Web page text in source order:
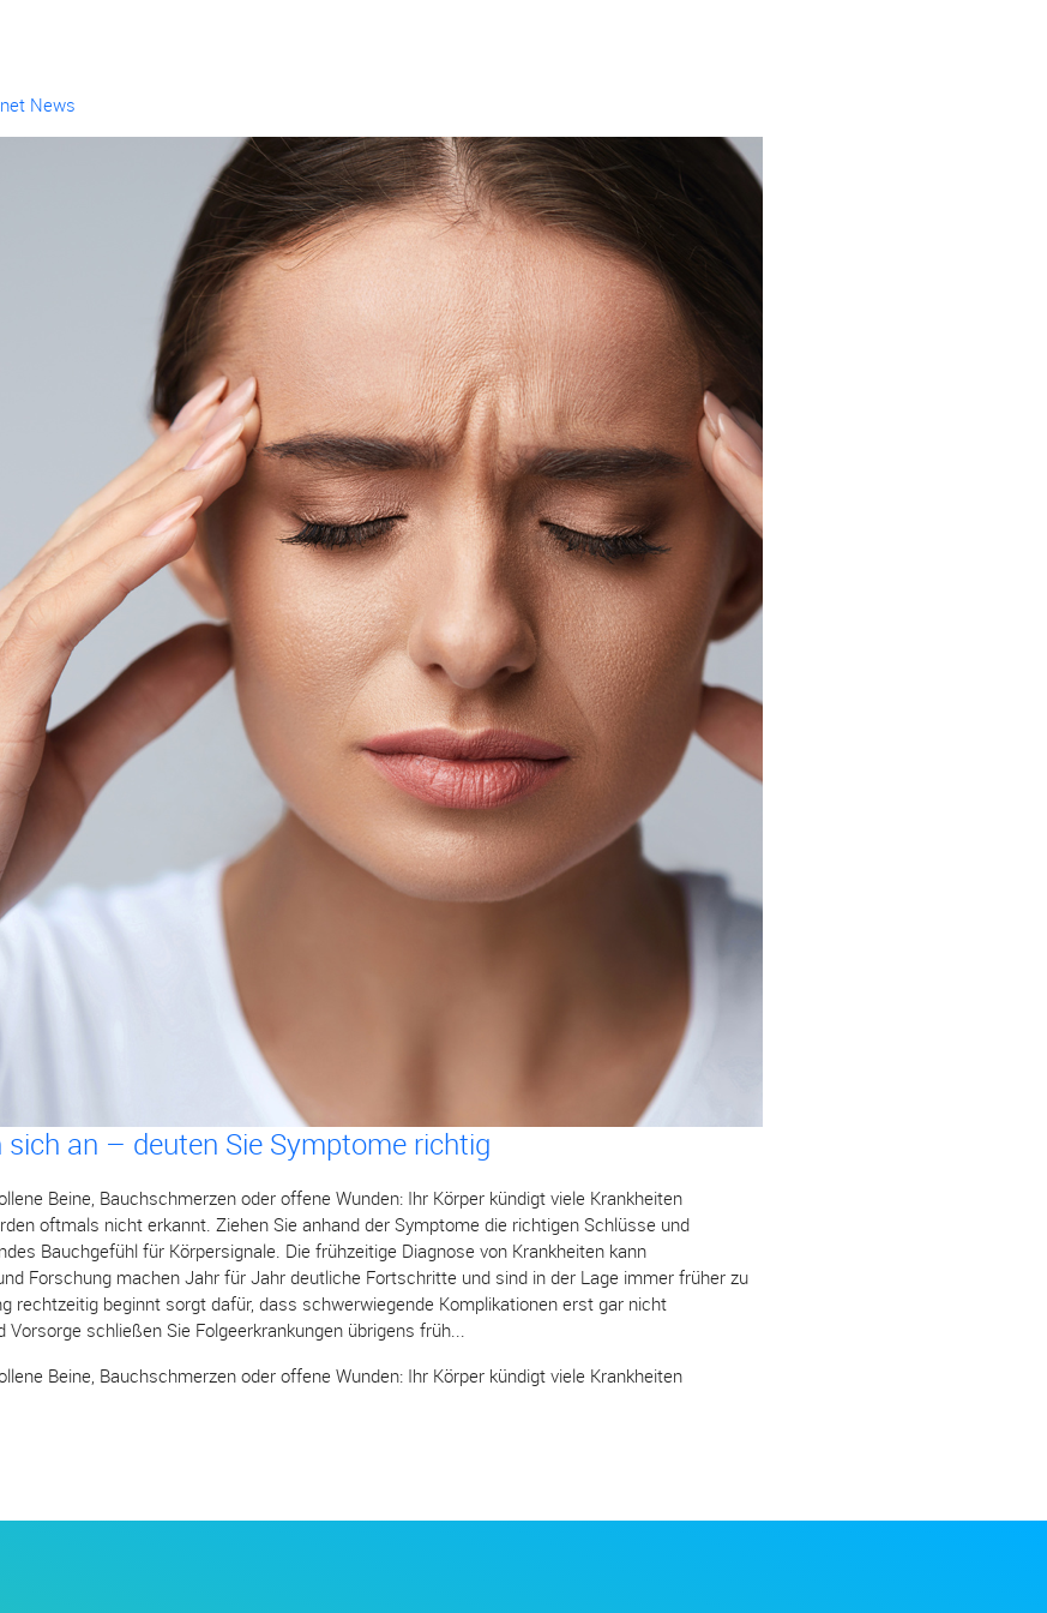
News
sich an – deuten Sie Symptome richtig
Beine, Bauchschmerzen oder offene Wunden: Ihr Körper kündigt viele Krankheiten
oftmals nicht erkannt. Ziehen Sie anhand der Symptome die richtigen Schlüsse und
Bauchgefühl für Körpersignale. Die frühzeitige Diagnose von Krankheiten kann
Forschung machen Jahr für Jahr deutliche Fortschritte und sind in der Lage immer früher zu
rechtzeitig beginnt sorgt dafür, dass schwerwiegende Komplikationen erst gar nicht
schließen Sie Folgeerkrankungen übrigens früh...
Beine, Bauchschmerzen oder offene Wunden: Ihr Körper kündigt viele Krankheiten